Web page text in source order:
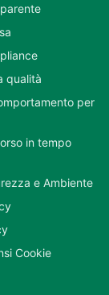
qualità
per
in tempo
e Ambiente
Cookie